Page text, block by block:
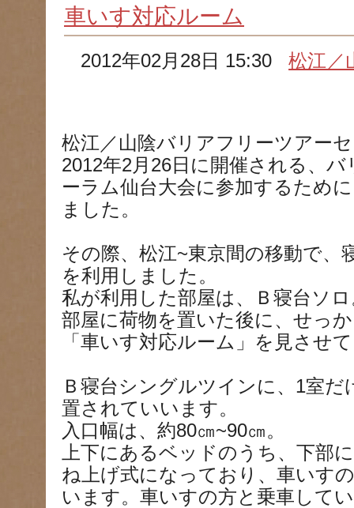
車いす対応ルーム
2012年02月28日 15:30松江／
松江／山陰バリアフリーツアー
2012年2月26日に開催される、
ーラム仙台大会に参加するため
ました。
その際、松江~東京間の移動で、
を利用しました。
私が利用した部屋は、Ｂ寝台ソ
部屋に荷物を置いた後に、せっ
「車いす対応ルーム」を見させ
Ｂ寝台シングルツインに、1室
置されていいます。
入口幅は、約80㎝~90㎝。
上下にあるベッドのうち、下部
ね上げ式になっており、車いす
います。車いすの方と乗車して